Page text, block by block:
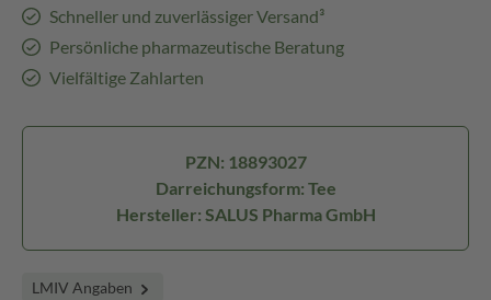
Schneller und zuverlässiger Versand³
Persönliche pharmazeutische Beratung
Vielfältige Zahlarten
PZN: 18893027
Darreichungsform: Tee
Hersteller: SALUS Pharma GmbH
LMIV Angaben